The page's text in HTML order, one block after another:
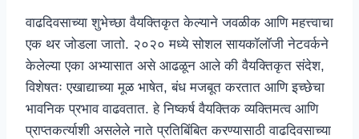
वाढदिवसाच्या शुभेच्छा वैयक्तिकृत केल्याने जवळीक आणि महत्त्वाचा
एक थर जोडला जातो. २०२० मध्ये सोशल सायकॉलॉजी नेटवर्कने
केलेल्या एका अभ्यासात असे आढळून आले की वैयक्तिकृत संदेश,
विशेषतः एखाद्याच्या मूळ भाषेत, बंध मजबूत करतात आणि इच्छेचा
भावनिक प्रभाव वाढवतात. हे निष्कर्ष वैयक्तिक व्यक्तिमत्व आणि
प्राप्तकर्त्याशी असलेले नाते प्रतिबिंबित करण्यासाठी वाढदिवसाच्या